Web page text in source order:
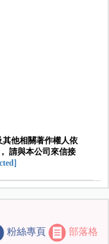
他相關著作權人依
請與本公司來信接
粉絲專頁 部落格